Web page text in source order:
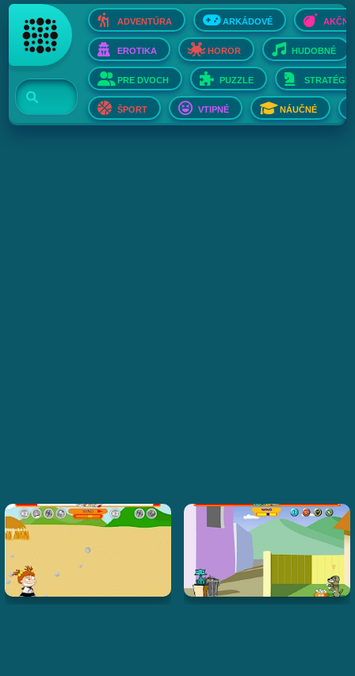
ADVENTÚRA ARKÁDOVÉ AKČNÉ
EROTIKA HOROR HUDOBNÉ
PRE DVOCH PUZZLE STRATÉGIE
ŠPORT VTIPNÉ NÁUČNÉ